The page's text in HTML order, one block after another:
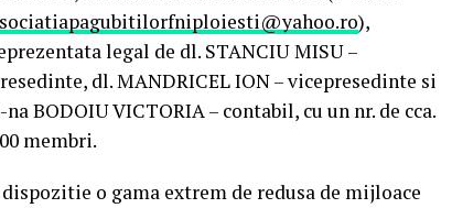
),
legal de dl. STANCIU MISU –
dl. MANDRICEL ION – vicepresedinte si
na BODOIU VICTORIA – contabil, cu un nr. de cca.
membri.
o gama extrem de redusa de mijloace